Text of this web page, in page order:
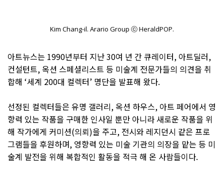
Kim Chang-il. Arario Group ⓒ HeraldPOP.
아트뉴스는 1990년부터 지난 30여 년 간 큐레이터, 아트딜러,
컨설턴트, 옥션 스페셜리스트 등 미술계 전문가들의 의견을 취
합해 ‘세계 200대 컬렉터’ 명단을 발표해 왔다.
선정된 컬렉터들은 유명 갤러리, 옥션 하우스, 아트 페어에서 영
향력 있는 작품을 구매한 인사일 뿐만 아니라 새로운 작품을 위
해 작가에게 커미션(의뢰)을 주고, 전시와 레지던시 같은 프로
그램들을 후원하며, 영향력 있는 미술 기관의 의장을 맡는 등 미
술계 발전을 위해 복합적인 활동을 적극 해 온 사람들이다.